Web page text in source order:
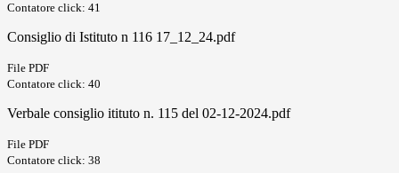
Contatore click: 41
Consiglio di Istituto n 116 17_12_24.pdf
File PDF
Contatore click: 40
Verbale consiglio itituto n. 115 del 02-12-2024.pdf
File PDF
Contatore click: 38